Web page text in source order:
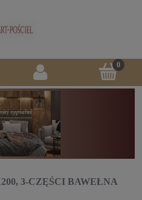
3-CZĘŚCI BAWEŁNA